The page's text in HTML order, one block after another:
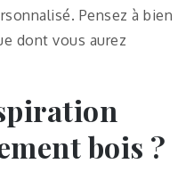
Pensez à bien
dont vous aurez
bois ?